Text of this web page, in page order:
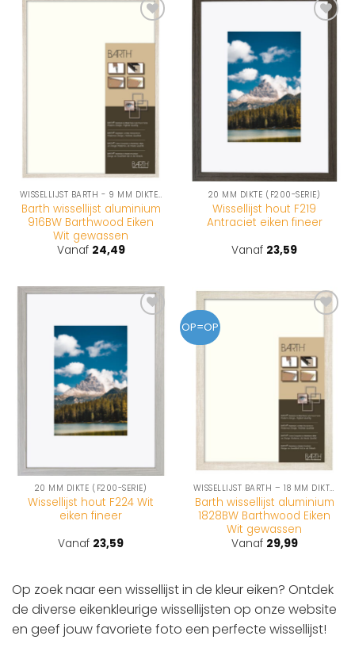
aan
wenslijst
WISSELLIJST BARTH - 9 MM DIKTE (916-SERIE)
Barth wissellijst aluminium
916BW Barthwood Eiken
Wit gewassen
Vanaf 24,49
Toevoegen
wenslijst
20 MM DIKTE (F200-SERIE)
Wissellijst hout F219
Antraciet eiken fineer
Vanaf 23,59
Toevoegen
wenslijst
20 MM DIKTE (F200-SERIE)
Wissellijst hout F224 Wit
eiken fineer
Vanaf 23,59
OP=OP
aan
wenslijst
WISSELLIJST BARTH – 18 MM DIKTE (1828-SERIE)
Barth wissellijst aluminium
1828BW Barthwood Eiken
Wit gewassen
Vanaf 29,99
Op zoek naar een wissellijst in de kleur eiken? Ontdek
de diverse eikenkleurige wissellijsten op onze website
en geef jouw favoriete foto een perfecte wissellijst!